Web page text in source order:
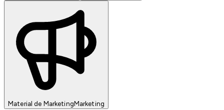
Material de MarketingMarketing